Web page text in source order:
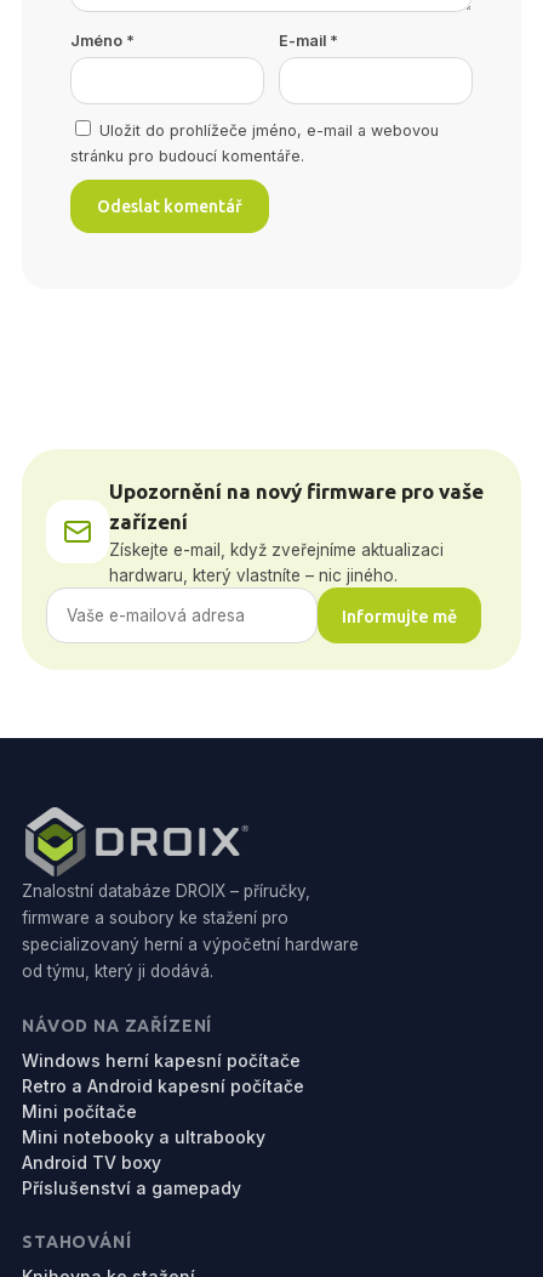
Jméno * E-mail *
Uložit do prohlížeče jméno, e-mail a webovou
stránku pro budoucí komentáře.
Upozornění na nový firmware pro vaše
zařízení
Získejte e-mail, když zveřejníme aktualizaci
hardwaru, který vlastníte – nic jiného.
Informujte mě
Znalostní databáze DROIX – příručky,
firmware a soubory ke stažení pro
specializovaný herní a výpočetní hardware
od týmu, který ji dodává.
NÁVOD NA ZAŘÍZENÍ
Windows herní kapesní počítače
Retro a Android kapesní počítače
Mini počítače
Mini notebooky a ultrabooky
Android TV boxy
Příslušenství a gamepady
STAHOVÁNÍ